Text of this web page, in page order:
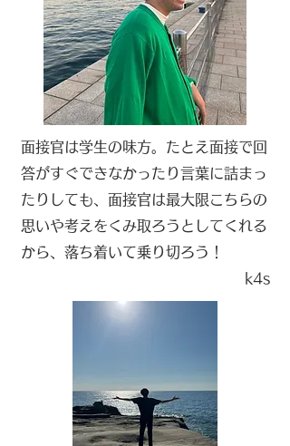
面接官は学生の味方。たとえ面接で回
答がすぐできなかったり言葉に詰まっ
たりしても、面接官は最大限こちらの
思いや考えをくみ取ろうとしてくれる
から、落ち着いて乗り切ろう！
k4s